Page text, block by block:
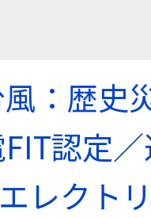
：歴史
認定
レクト